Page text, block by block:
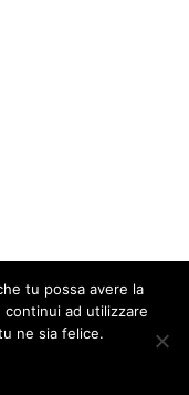
tu possa avere la
ad utilizzare
ne sia felice.